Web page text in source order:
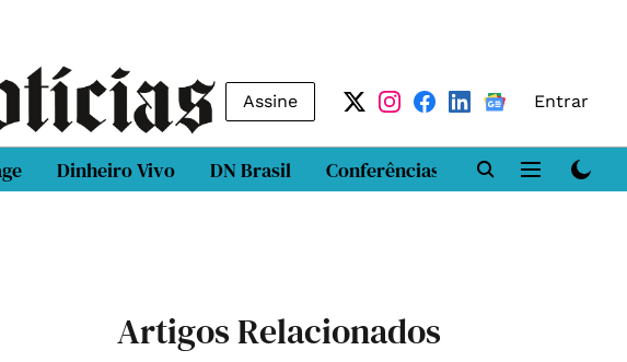
Assine Entrar
Dinheiro Vivo DN Brasil Conferências DN LAB
Artigos Relacionados